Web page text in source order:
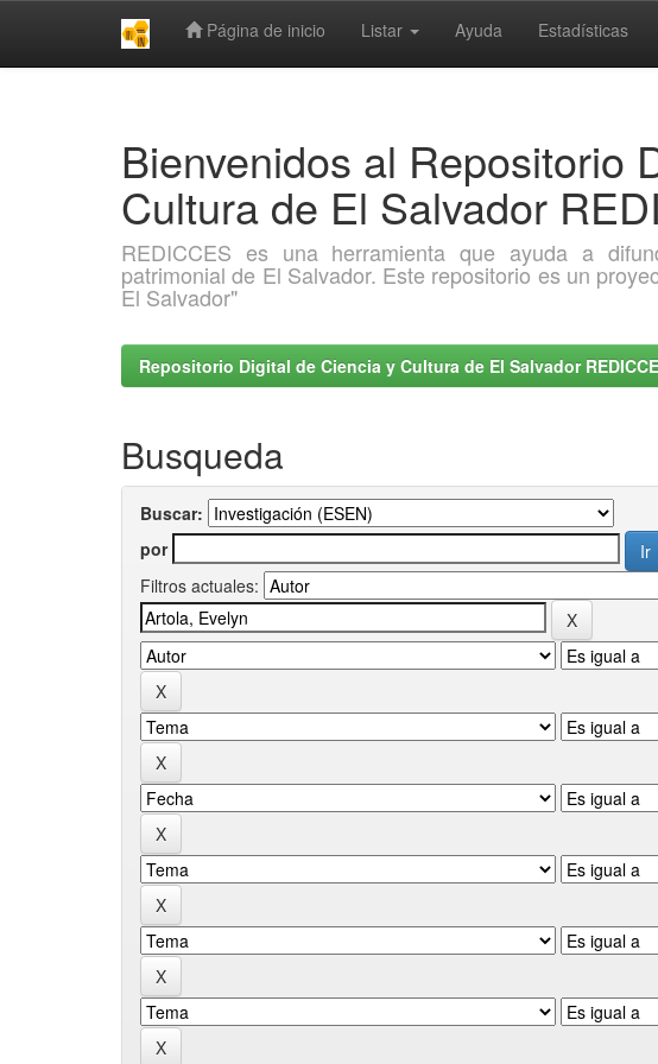
Página de inicio Listar Ayuda Estadísticas
Bienvenidos al Repositorio
Cultura de El Salvador
REDICCES es una herramienta que ayuda a
patrimonial de El Salvador. Este repositorio es un
El Salvador"
Repositorio Digital de Ciencia y Cultura de El Salvador
Busqueda
Buscar:
por
Filtros actuales: